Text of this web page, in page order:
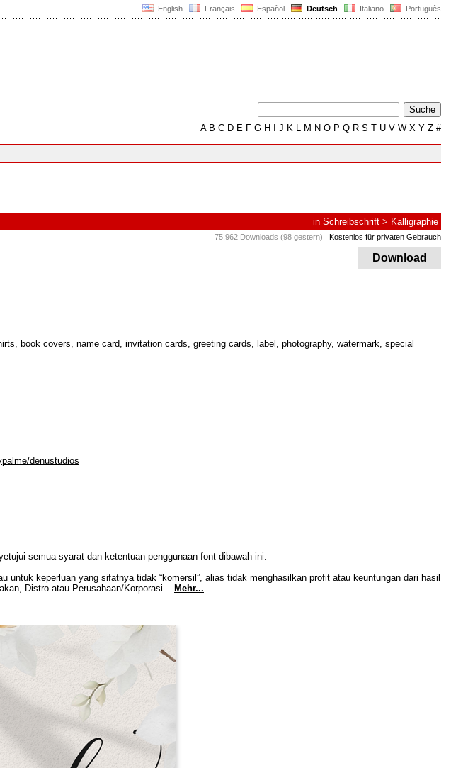
English Français Español Deutsch Italiano Português
AB C D E F G H J K L M N O P Q R S T U V W X Y Z #
in Schreibschrift > Kalligraphie
75.962 Downloads (98 gestern) Kostenlos für privaten Gebrauch
Download
book covers, name card, invitation cards, greeting cards, label, photography, watermark, special
denustudios
semua syarat dan ketentuan penggunaan font dibawah ini:
untuk keperluan yang sifatnya tidak “komersil”, alias tidak menghasilkan profit atau keuntungan dari hasil
Distro atau Perusahaan/Korporasi.
Mehr...